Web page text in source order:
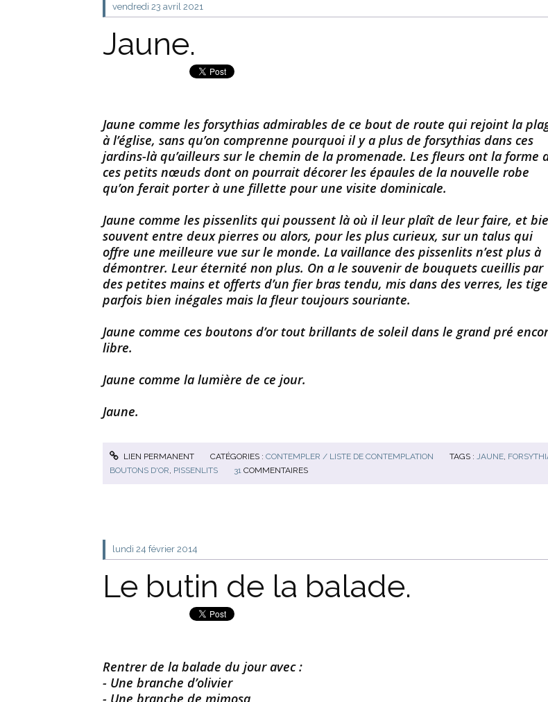
vendredi 23 avril 2021
Jaune.
Jaune comme les forsythias admirables de ce bout de route qui rejoint la
à l’église, sans qu’on comprenne pourquoi il y a plus de forsythias dans ces
jardins-là qu’ailleurs sur le chemin de la promenade. Les fleurs ont la forme
ces petits nœuds dont on pourrait décorer les épaules de la nouvelle robe
qu’on ferait porter à une fillette pour une visite dominicale.
Jaune comme les pissenlits qui poussent là où il leur plaît de leur faire, et
souvent entre deux pierres ou alors, pour les plus curieux, sur un talus qui
offre une meilleure vue sur le monde. La vaillance des pissenlits n’est plus à
démontrer. Leur éternité non plus. On a le souvenir de bouquets cueillis par
des petites mains et offerts d’un fier bras tendu, mis dans des verres, les
parfois bien inégales mais la fleur toujours souriante.
Jaune comme ces boutons d’or tout brillants de soleil dans le grand pré
libre.
Jaune comme la lumière de ce jour.
Jaune.
LIEN PERMANENT CATÉGORIES :CONTEMPLER / LISTE DE CONTEMPLATION TAGS : JAUNE
BOUTONS D'OR PISSENLITS 31 COMMENTAIRES
lundi 24 février 2014
Le butin de la balade.
Rentrer de la balade du jour avec :
- Une branche d’olivier
- Une branche de mimosa